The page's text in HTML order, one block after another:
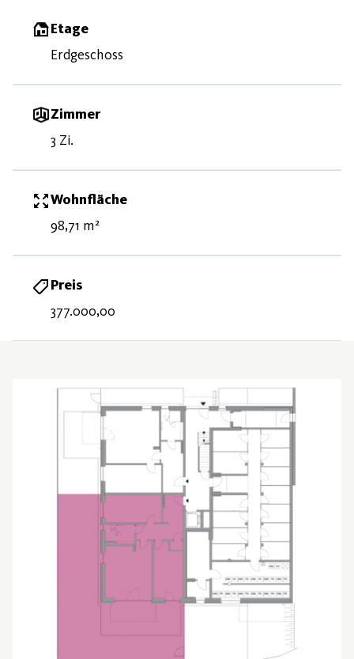
Etage
Erdgeschoss
Zimmer
3 Zi.
Wohnfläche
98,71 m²
Preis
377.000,00